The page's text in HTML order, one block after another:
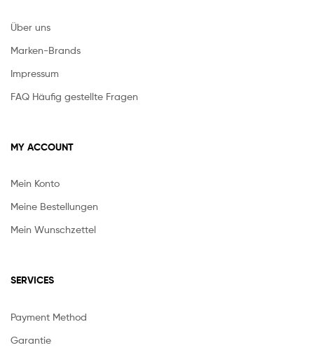
Über uns
Marken-Brands
Impressum
FAQ Häufig gestellte Fragen
MY ACCOUNT
Mein Konto
Meine Bestellungen
Mein Wunschzettel
SERVICES
Payment Method
Garantie